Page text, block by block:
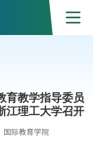
育教学指导委员
江理工大学召开
国际教育学院